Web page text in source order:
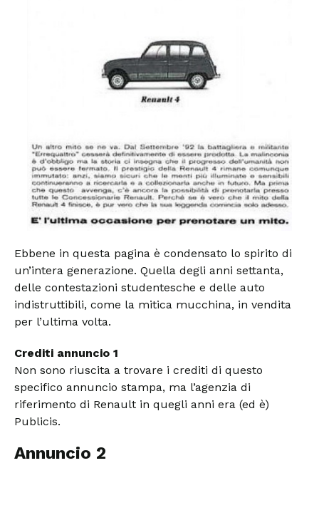
Ebbene in questa pagina è condensato lo spirito di
un’intera generazione. Quella degli anni settanta,
delle contestazioni studentesche e delle auto
indistruttibili, come la mitica mucchina, in vendita
per l’ultima volta.
Crediti annuncio 1
Non sono riuscita a trovare i crediti di questo
specifico annuncio stampa, ma l’agenzia di
riferimento di Renault in quegli anni era (ed è)
Publicis.
Annuncio 2